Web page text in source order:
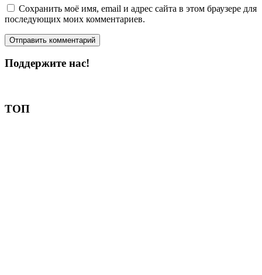
Сохранить моё имя, email и адрес сайта в этом браузере для
последующих моих комментариев.
Поддержите нас!
ТОП